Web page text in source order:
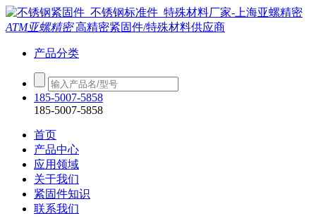
ATM亚螺精密高精密紧固件/特殊材料供应商
产品分类
185-5007-5858
185-5007-5858
首页
产品中心
应用领域
关于我们
紧固件知识
联系我们